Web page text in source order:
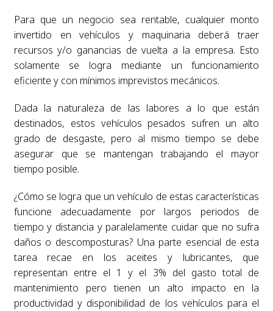
Para que un negocio sea rentable, cualquier monto
invertido en vehículos y maquinaria deberá traer
recursos y/o ganancias de vuelta a la empresa. Esto
solamente se logra mediante un funcionamiento
eficiente y con mínimos imprevistos mecánicos.
Dada la naturaleza de las labores a lo que están
destinados, estos vehículos pesados sufren un alto
grado de desgaste, pero al mismo tiempo se debe
asegurar que se mantengan trabajando el mayor
tiempo posible.
¿Cómo se logra que un vehículo de estas características
funcione adecuadamente por largos periodos de
tiempo y distancia y paralelamente cuidar que no sufra
daños o descomposturas? Una parte esencial de esta
tarea recae en los aceites y lubricantes, que
representan entre el 1 y el 3% del gasto total de
mantenimiento pero tienen un alto impacto en la
productividad y disponibilidad de los vehículos para el